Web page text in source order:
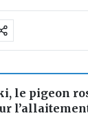
le pigeon